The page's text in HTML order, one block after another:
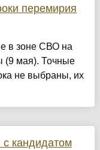
перемирия
в зоне СВО на
(9 мая). Точные
не выбраны, их
кандидатом